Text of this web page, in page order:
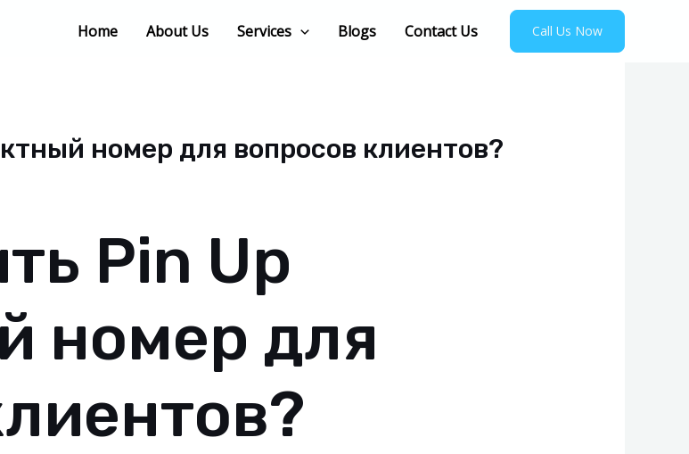
Home About Us Services Blogs Contact Us Call Us Now
номер для вопросов клиентов?
Pin Up
номер для